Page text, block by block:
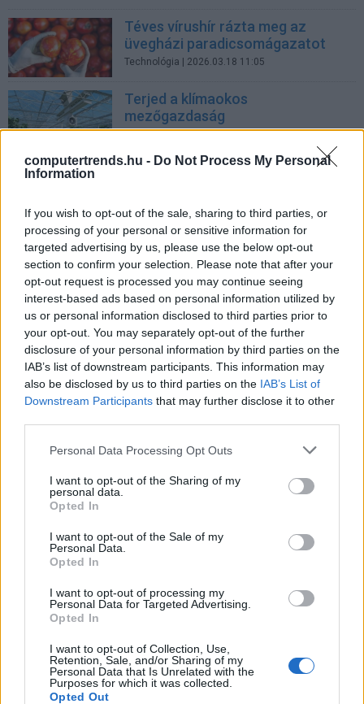
computertrends.hu - Do Not Process My Personal
Information
If you wish to opt-out of the sale, sharing to third parties, or
processing of your personal or sensitive information for
targeted advertising by us, please use the below opt-out
section to confirm your selection. Please note that after your
opt-out request is processed you may continue seeing
interest-based ads based on personal information utilized by
us or personal information disclosed to third parties prior to
your opt-out. You may separately opt-out of the further
disclosure of your personal information by third parties on the
IAB’s list of downstream participants. This information may
also be disclosed by us to third parties on the IAB’s List of
Downstream Participants that may further disclose it to other
Please note that this website/app uses one or more Google
not limited to your visit or usage behaviour. You may click to
grant or deny consent to Google and its third-party tags to
use your data for below specified purposes in below Google
consent section.
Personal Data Processing Opt Outs
I want to opt-out of the Sharing of my
personal data.
Opted In
I want to opt-out of the Sale of my
Personal Data.
Opted In
I want to opt-out of processing my
Personal Data for Targeted Advertising.
Opted In
I want to opt-out of Collection, Use,
Retention, Sale, and/or Sharing of my
Personal Data that Is Unrelated with the
Purposes for which it was collected.
Opted Out
Téves vírushír rázta meg az
üvegházi paradicsomágazatot
Technológia | 2026.03.18 11:05
Terjed a klímaokos
mezőgazdaság
Technológia| 2026.03.17 19:29
233%-os robbanás a
az ember
Biztonság
MWC26 – Nyílt AI dolgozhat a jövő
mobilhálózataiban
Technológia | 2026.03.13 19:38
Az emojival kitakart gyerekfotók
sem biztonságosak
Biztonság| 2026.03.02 09:53
Technológia| 2026.02.13 11:10
Az EU 347 millió eurós
Biztonság| 2026.02.08 16:34
üzleti intelligenciában
Technológia | 2025.12.13 09:09
Elkeserítően kevesen gondolnak
adataik biztonságára
pcwplus.hu| 2025.12.10 15:49